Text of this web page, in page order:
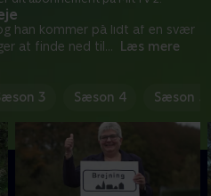
han kommer på lidt af en svær
at finde ned til... Læs mere
3 Sæson 4 Sæson 5